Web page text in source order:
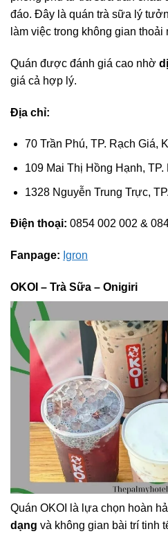
đáo. Đây là quán trà sữa lý
làm việc trong không gian thoải
Quán được đánh giá cao nhờ
giá cả hợp lý.
Địa chỉ:
70 Trần Phú, TP. Rạch Giá,
109 Mai Thị Hồng Hạnh,
1328 Nguyễn Trung Trực,
Điện thoại: 0854 002 002 &
Fanpage: Igron
OKOI – Trà Sữa – Onigiri
Quán OKOI là lựa chọn hoàn
dạng và không gian bài trí tinh